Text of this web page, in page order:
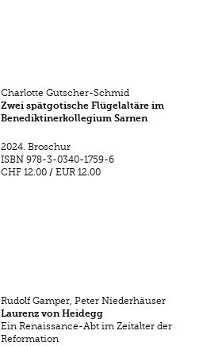
Charlotte Gutscher-Schmid
Zwei spätgotische Flügelaltäre im
Benediktinerkollegium Sarnen
2024. Broschur
ISBN 978-3-0340-1759-6
CHF 12.00 /EUR 12.00
Rudolf Gamper, Peter Niederhäuser
Laurenz von Heidegg
Ein Renaissance-Abt im Zeitalter der
Reformation